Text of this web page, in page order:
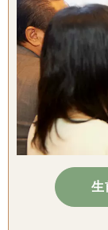
生